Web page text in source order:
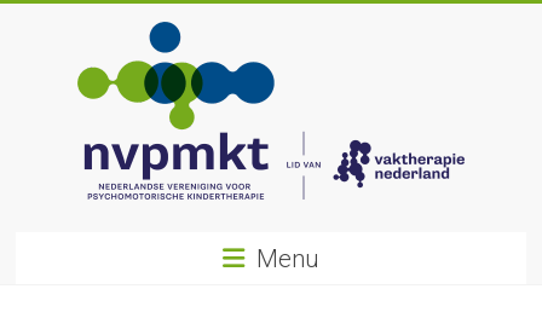
Nederlandse
Vereniging
Menu